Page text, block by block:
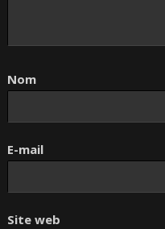
Nom
E-mail
Site web